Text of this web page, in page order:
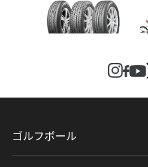
ゴルフボール